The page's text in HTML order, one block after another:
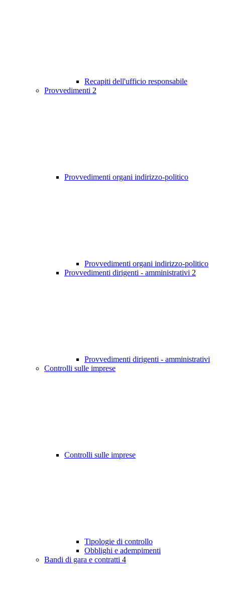
Recapiti dell'ufficio responsabile
Provvedimenti 2
Provvedimenti organi indirizzo-politico
Provvedimenti organi indirizzo-politico
Provvedimenti dirigenti - amministrativi 2
Provvedimenti dirigenti - amministrativi
Controlli sulle imprese
Controlli sulle imprese
Tipologie di controllo
Obblighi e adempimenti
Bandi di gara e contratti 4